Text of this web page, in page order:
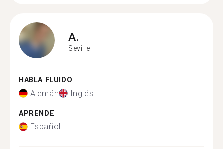
A.
Seville
HABLA FLUIDO
Alemán Inglés
APRENDE
Español